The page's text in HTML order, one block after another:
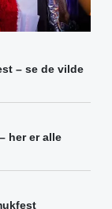
– se de vilde
her er alle